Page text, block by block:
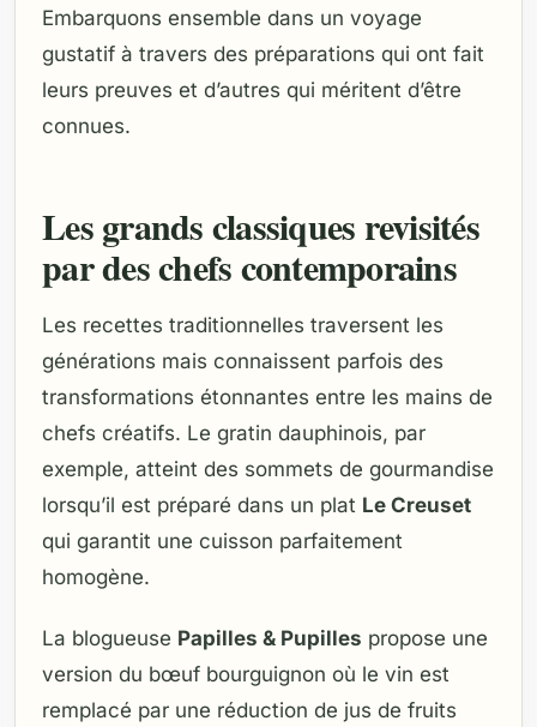
Embarquons ensemble dans un voyage
gustatif à travers des préparations qui ont fait
leurs preuves et d’autres qui méritent d’être
connues.
Les grands classiques revisités
par des chefs contemporains
Les recettes traditionnelles traversent les
générations mais connaissent parfois des
transformations étonnantes entre les mains de
chefs créatifs. Le gratin dauphinois, par
exemple, atteint des sommets de gourmandise
lorsqu’il est préparé dans un plat Le Creuset
qui garantit une cuisson parfaitement
homogène.
La blogueuse Papilles & Pupilles propose une
version du bœuf bourguignon où le vin est
remplacé par une réduction de jus de fruits